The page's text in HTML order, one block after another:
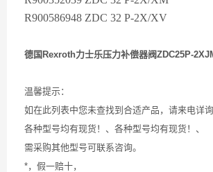
R900586948 ZDC 32 P-2X/XV
德国Rexroth力士乐压力补偿器阀ZDC25P-
温馨提示：
如在此列表中您未查找到合适产品，请来电详询
各种型号均有现货！、各种型号均有现货！、
需采购其他型号可联系咨询。
*，假一赔十，